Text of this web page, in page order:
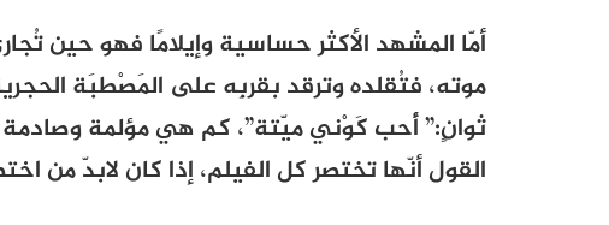
أمّا المشهد الأكثر حساسية وإيلامًا فهو حين
موته، فتُقلده وترقد بقربِه على المَصْطبَة
ثوانٍ:” أُحب كَوْني ميّتة”، كم هي مؤلمة وصادمة
القول أنّها تختصر كل الفيلم، إذا كان لابدّ من